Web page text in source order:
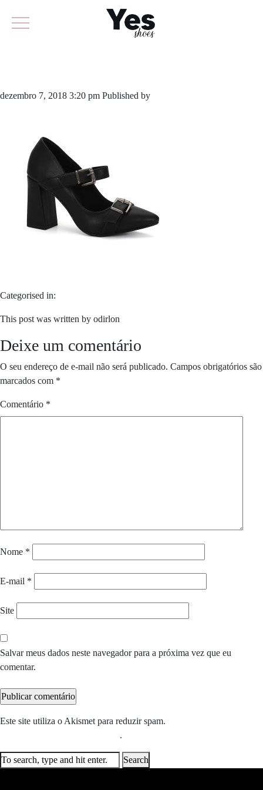
dezembro 7, 2018 3:20 pm Published by
Categorised in:
This post was written by odirlon
Deixe um comentário
O seu endereço de e-mail não será publicado. Campos obrigatórios são
marcados com *
Comentário *
Nome *
E-mail *
Site
Salvar meus dados neste navegador para a próxima vez que eu
comentar.
Este site utiliza o Akismet para reduzir spam.
.
Search